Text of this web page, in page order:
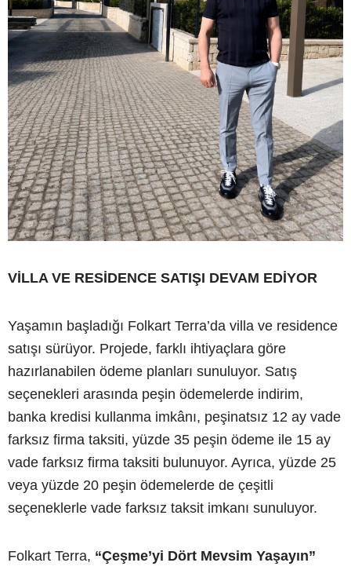
VİLLA VE RESİDENCE SATIŞI DEVAM EDİYOR
Yaşamın başladığı Folkart Terra’da villa ve residence
satışı sürüyor. Projede, farklı ihtiyaçlara göre
hazırlanabilen ödeme planları sunuluyor. Satış
seçenekleri arasında peşin ödemelerde indirim,
banka kredisi kullanma imkânı, peşinatsız 12 ay vade
farksız firma taksiti, yüzde 35 peşin ödeme ile 15 ay
vade farksız firma taksiti bulunuyor. Ayrıca, yüzde 25
veya yüzde 20 peşin ödemelerde de çeşitli
seçeneklerle vade farksız taksit imkanı sunuluyor.
Folkart Terra, “Çeşme’yi Dört Mevsim Yaşayın”